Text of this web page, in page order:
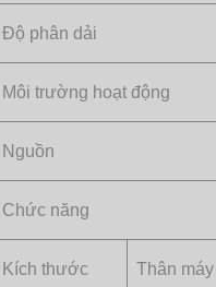
Độ phân dải
Môi trường hoạt động
Nguồn
Chức năng
Kích thước Thân máy